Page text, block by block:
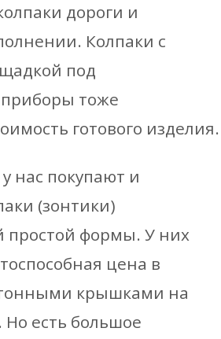
дороги и
Колпаки с
под
тоже
готового изделия.
нас покупают и
(зонтики)
простой формы. У них
цена в
крышками на
Но есть большое